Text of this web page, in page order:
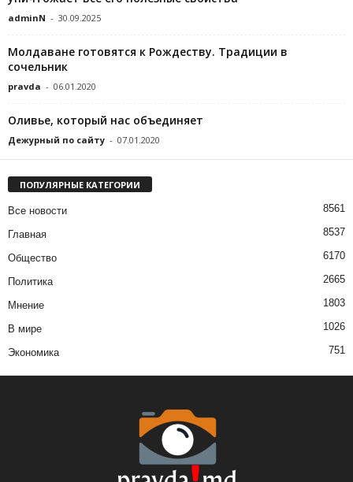
adminN - 30.09.2025
Молдаване готовятся к Рождеству. Традиции в
сочельник
pravda - 06.01.2020
Оливье, который нас объединяет
Дежурный по сайту - 07.01.2020
ПОПУЛЯРНЫЕ КАТЕГОРИИ
Все новости 8561
Главная 8537
Общество 6170
Политика 2665
Мнение 1803
В мире 1026
Экономика 751